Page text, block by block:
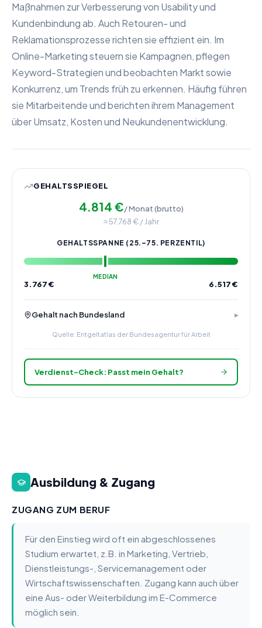
Maßnahmen zur Verbesserung von Usability und
Kundenbindung ab. Auch Retouren- und
Reklamationsprozesse richten sie effizient ein. Im
Online-Marketing steuern sie Kampagnen, pflegen
Keyword-Strategien und beobachten Markt sowie
Konkurrenz, um Trends früh zu erkennen. Häufig führen
sie Mitarbeitende und berichten ihrem Management
über Umsatz, Kosten und Neukundenentwicklung.
GEHALTSSPIEGEL
4.814 €/ Monat (brutto)
≈57.768€ / Jahr
GEHALTSSPANNE (25.–75. PERZENTIL)
MEDIAN
3.767€ 6.517€
Gehalt nach Bundesland
Quelle: Entgeltatlas der Bundesagentur für Arbeit
Verdienst-Check: Passt mein Gehalt?
Ausbildung & Zugang
ZUGANG ZUM BERUF
Für den Einstieg wird oft ein abgeschlossenes
Studium erwartet, z.B. in Marketing, Vertrieb,
Dienstleistungs-, Servicemanagement oder
Wirtschaftswissenschaften. Zugang kann auch über
eine Aus- oder Weiterbildung im E-Commerce
möglich sein.